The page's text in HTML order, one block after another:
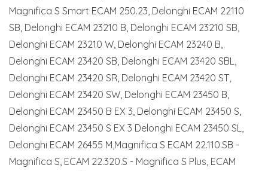
Magnifica S Smart ECAM 250.23, Delonghi ECAM 22110
SB, Delonghi ECAM 23210 B, Delonghi ECAM 23210 SB,
Delonghi ECAM 23210 W, Delonghi ECAM 23240 B,
Delonghi ECAM 23420 SB, Delonghi ECAM 23420 SBL,
Delonghi ECAM 23420 SR, Delonghi ECAM 23420 ST,
Delonghi ECAM 23420 SW, Delonghi ECAM 23450 B,
Delonghi ECAM 23450 B EX 3, Delonghi ECAM 23450 S,
Delonghi ECAM 23450 S EX 3 Delonghi ECAM 23450 SL,
Delonghi ECAM 26455 M,Magnifica S ECAM 22.110.SB -
Magnifica S, ECAM 22.320.S - Magnifica S Plus, ECAM